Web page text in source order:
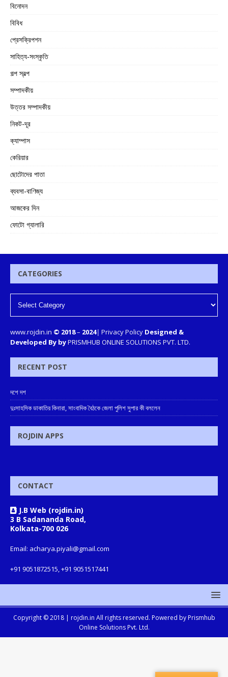
বিনোদন
বিবিধ
প্রেসক্রিপশন
সাহিত্য-সংস্কৃতি
গল্প স্বল্প
সম্পাদকীয়
উত্তর সম্পাদকীয়
নিকট-দূর
ক্যাম্পাস
কেরিয়ার
ছোটোদের পাতা
ব্যবসা-বাণিজ্য
আজকের দিন
ফোটো গ্যালারি
CATEGORIES
www.rojdin.in © 2018– 2024| Privacy Policy Designed &
Developed By byPRISMHUB ONLINE SOLUTIONS PVT. LTD.
RECENT POST
দশে দশ
দুঃসাহসিক ডাকাতির কিনারা, সাংবাদিক বৈঠকে জেলা পুলিশ সুপার কী বললেন
ROJDIN APPS
CONTACT
J.B Web (rojdin.in)
3 B Sadananda Road,
Kolkata-700 026
Email: acharya.piyali@gmail.com
+91 9051872515, +91 9051517441
Copyright © 2018 | rojdin.in All rights reserved. Powered by Prismhub
Online Solutions Pvt. Ltd.